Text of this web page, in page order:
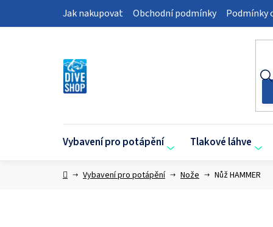
Jak nakupovat Obchodní podmínky Podmínky
Vybavení pro potápění Tlakové láhve
DomůVybavení pro potápění Nože Nůž HAMMER